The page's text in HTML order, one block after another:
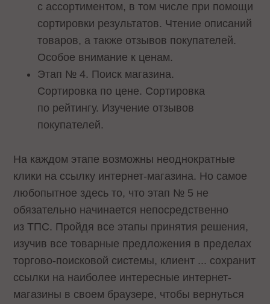
с ассортиментом, в том числе при помощи
сортировки результатов. Чтение описаний
товаров, а также отзывов покупателей.
Особое внимание к ценам.
Этап № 4. Поиск магазина.
Сортировка по цене. Сортировка
по рейтингу. Изучение отзывов
покупателей.
На каждом этапе возможны неоднократные
клики на ссылку интернет-магазина. Но самое
любопытное здесь то, что этап № 5 не
обязательно начинается непосредственно
из ТПС. Пройдя все этапы принятия решения,
изучив все товарные предложения в пределах
торгово-поисковой системы, клиент ... сохранит
ссылки на наиболее интересные интернет-
магазины в своем браузере, чтобы вернуться